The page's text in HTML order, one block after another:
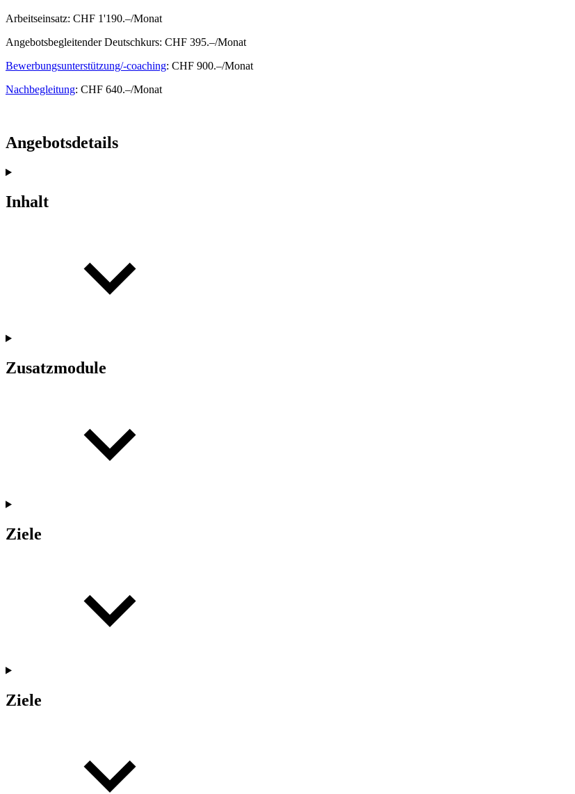
Arbeitseinsatz: CHF 1'190.–/Monat
Angebotsbegleitender Deutschkurs: CHF 395.–/Monat
Bewerbungsunterstützung/-coaching: CHF 900.–/Monat
Nachbegleitung: CHF 640.–/Monat
Angebotsdetails
Inhalt
Zusatzmodule
Ziele
Ziele